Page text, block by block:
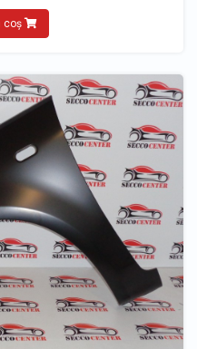
coș